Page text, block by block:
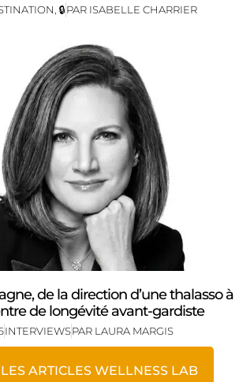
🔒PAR ISABELLE CHARRIER
de la direction d’une thalasso à
de longévité avant-gardiste
INTERVIEWSPAR LAURA MARGIS
ARTICLES WELLNESS LAB